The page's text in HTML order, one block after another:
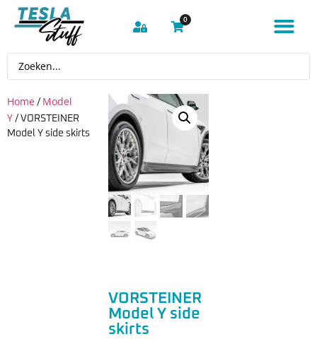
0
Home / Model
Y / VORSTEINER
Model Y side skirts
VORSTEINER
Model Y side
skirts